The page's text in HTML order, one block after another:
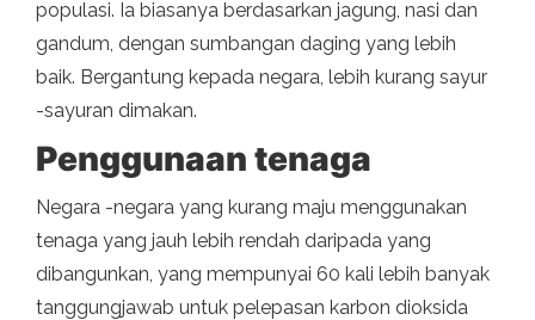
populasi. Ia biasanya berdasarkan jagung, nasi dan
gandum, dengan sumbangan daging yang lebih
baik. Bergantung kepada negara, lebih kurang sayur
-sayuran dimakan.
Penggunaan tenaga
Negara -negara yang kurang maju menggunakan
tenaga yang jauh lebih rendah daripada yang
dibangunkan, yang mempunyai 60 kali lebih banyak
tanggungjawab untuk pelepasan karbon dioksida